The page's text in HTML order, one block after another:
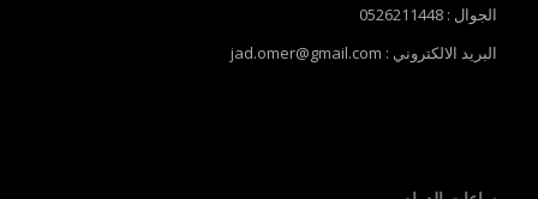
الجوال : 0526211448
البريد الالكتروني : jad.omer@gmail.com